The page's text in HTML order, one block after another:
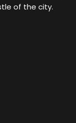
of the city.